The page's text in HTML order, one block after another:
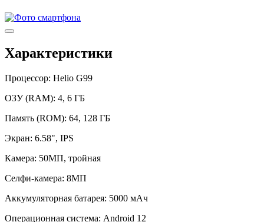
Характеристики
Процессор: Helio G99
ОЗУ (RAM): 4, 6 ГБ
Память (ROM): 64, 128 ГБ
Экран: 6.58", IPS
Камера: 50МП, тройная
Селфи-камера: 8МП
Аккумуляторная батарея: 5000 мАч
Операционная система: Android 12